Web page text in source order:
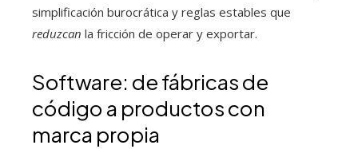
simplificación burocrática y reglas estables que
reduzcan la fricción de operar y exportar.
Software: de fábricas de
código a productos con
marca propia